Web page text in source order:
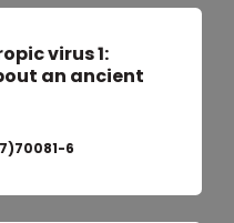
virus 1:
an ancient
6